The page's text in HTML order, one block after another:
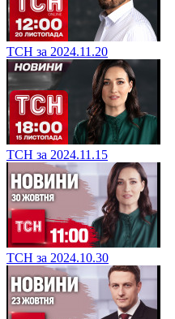
ТСН за 2024.11.20
ТСН за 2024.11.15
ТСН за 2024.10.30